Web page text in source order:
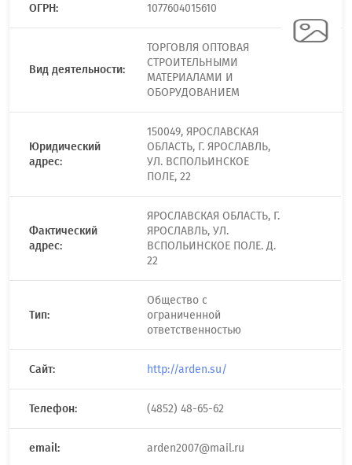
ОГРН: 1077604015610
Вид деятельности:
ТОРГОВЛЯ ОПТОВАЯ
СТРОИТЕЛЬНЫМИ
МАТЕРИАЛАМИ И
ОБОРУДОВАНИЕМ
Юридический
адрес:
150049, ЯРОСЛАВСКАЯ
ОБЛАСТЬ, Г. ЯРОСЛАВЛЬ,
УЛ. ВСПОЛЬИНСКОЕ
ПОЛЕ, 22
Фактический
адрес:
ЯРОСЛАВСКАЯ ОБЛАСТЬ, Г.
ЯРОСЛАВЛЬ, УЛ.
ВСПОЛЬИНСКОЕ ПОЛЕ. Д.
22
Тип:
Общество с
ограниченной
ответственностью
Сайт: http://arden.su/
Телефон: (4852) 48-65-62
email: arden2007@mail.ru